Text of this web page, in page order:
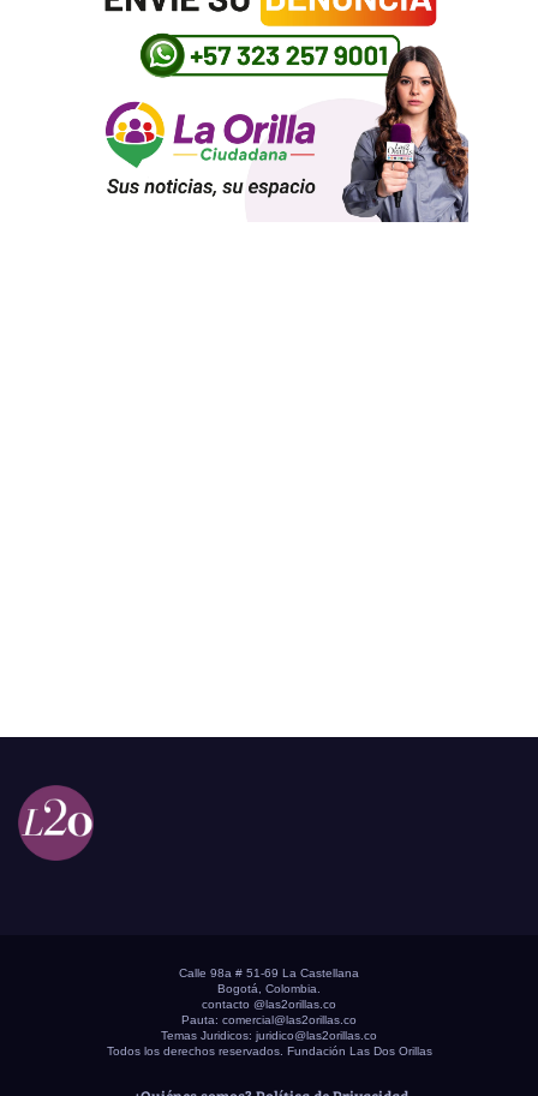
Calle 98a # 51-69 La Castellana
Bogotá, Colombia.
contacto @las2orillas.co
Pauta: comercial@las2orillas.co
Temas Juridicos: juridico@las2orillas.co
Todos los derechos reservados. Fundación Las Dos Orillas